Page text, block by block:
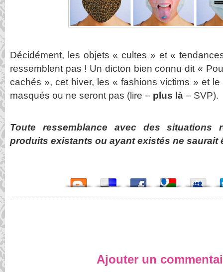
Décidément, les objets « cultes » et «
ressemblent pas ! Un dicton bien connu dit «
cachés », cet hiver, les « fashions victims » et
masqués ou ne seront pas (lire – plus là – SVP).
Toute ressemblance avec des situations
produits existants ou ayant existés ne saurait
Ajouter un